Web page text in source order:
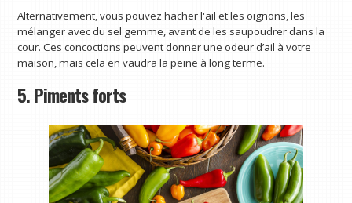
Alternativement, vous pouvez hacher l'ail et les oignons, les
mélanger avec du sel gemme, avant de les saupoudrer dans la
cour. Ces concoctions peuvent donner une odeur d’ail à votre
maison, mais cela en vaudra la peine à long terme.
5. Piments forts